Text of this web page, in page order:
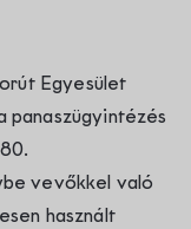
Egyesület
panaszügyintézés
vevőkkel való
használt